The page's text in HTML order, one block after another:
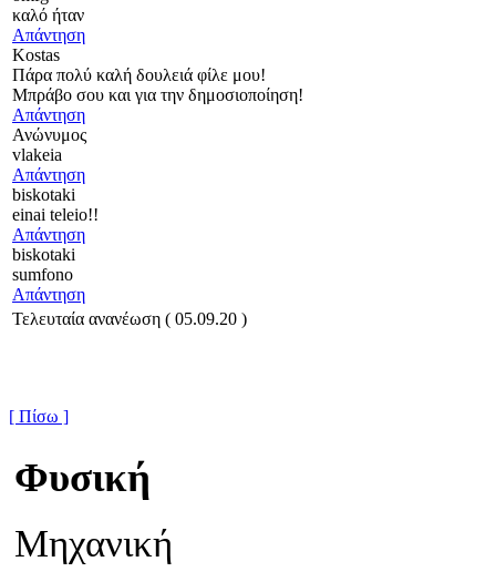
καλό ήταν
Απάντηση
Kostas
Πάρα πολύ καλή δουλειά φίλε μου!
Μπράβο σου και για την δημοσιοποίηση!
Απάντηση
Ανώνυμος
vlakeia
Απάντηση
biskotaki
einai teleio!!
Απάντηση
biskotaki
sumfono
Απάντηση
Τελευταία ανανέωση ( 05.09.20 )
[ Πίσω ]
Φυσική
Μηχανική